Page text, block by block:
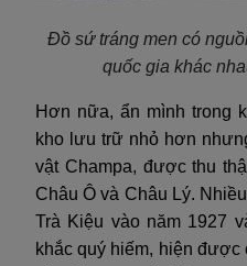
Đồ sứ tráng men có
quốc gia khác
Hơn nữa, ẩn mình trong
kho lưu trữ nhỏ hơn
vật Champa, được thu
Châu Ô và Châu Lý.
Trà Kiệu vào năm 1927
khắc quý hiếm, hiện được